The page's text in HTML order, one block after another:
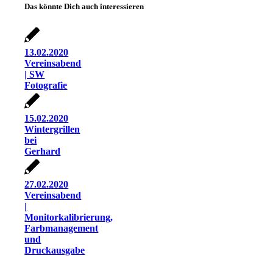
Das könnte Dich auch interessieren
13.02.2020
Vereinsabend
| SW
Fotografie
15.02.2020
Wintergrillen
bei
Gerhard
27.02.2020
Vereinsabend
|
Monitorkalibrierung,
Farbmanagement
und
Druckausgabe